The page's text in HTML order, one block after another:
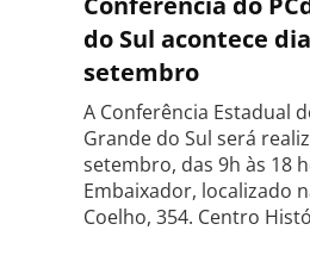
PCdoB
Tocantins
será
realizada
dia
18
de
setembro
do Sul acontece
setembro
A Conferência Estadual
Grande do Sul será
setembro, das 9h às 18
Embaixador, localizado
Coelho, 354. Centro